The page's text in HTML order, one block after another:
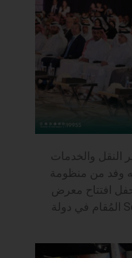
النقل والخدمات
وفد من منظومة
افتتاح معرض
ومؤتمر Seatrade Maritime 2025 المُقام في دولة